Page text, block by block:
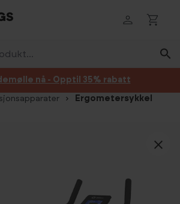
nå - Opptil 35% rabatt
Ergometersykkel